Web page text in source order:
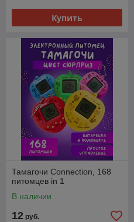
Купить
Тамагочи Connection, 168
питомцев in 1
В наличии
12 руб.